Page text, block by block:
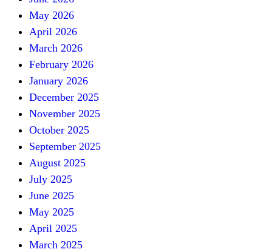
May 2026
April 2026
March 2026
February 2026
January 2026
December 2025
November 2025
October 2025
September 2025
August 2025
July 2025
June 2025
May 2025
April 2025
March 2025